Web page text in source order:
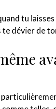
tu
dévier de